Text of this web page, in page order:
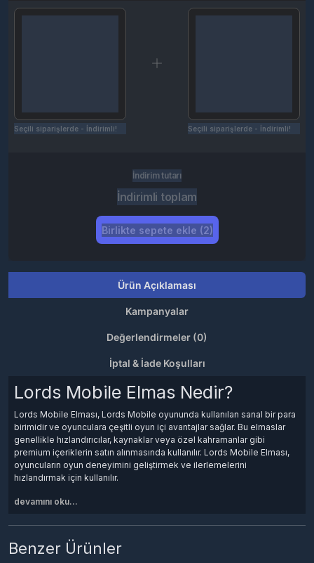
Seçili siparişlerde - İndirimli! Seçili siparişlerde - İndirimli!
İndirim tutarı
İndirimli toplam
Birlikte sepete ekle (2)
Ürün Açıklaması
Kampanyalar
Değerlendirmeler (0)
İptal & İade Koşulları
Lords Mobile Elmas Nedir?
Lords Mobile Elması, Lords Mobile oyununda kullanılan sanal bir para
birimidir ve oyunculara çeşitli oyun içi avantajlar sağlar. Bu elmaslar
genellikle hızlandırıcılar, kaynaklar veya özel kahramanlar gibi
premium içeriklerin satın alınmasında kullanılır. Lords Mobile Elması,
oyuncuların oyun deneyimini geliştirmek ve ilerlemelerini
hızlandırmak için kullanılır.
devamını oku...
Benzer Ürünler